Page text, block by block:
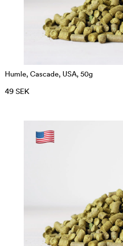
Humle, Cascade, USA, 50g
49 SEK